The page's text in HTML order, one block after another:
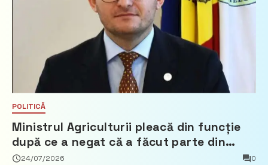
POLITICĂ
Ministrul Agriculturii pleacă din funcție
după ce a negat că a făcut parte din
Partidul Democrat
24/07/2026 0